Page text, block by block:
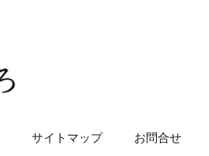
サイトマップ お問合せ